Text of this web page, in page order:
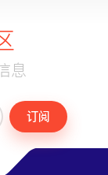
息
订阅